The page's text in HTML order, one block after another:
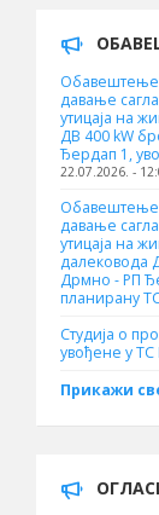
Обавештење
давање
утицаја на
ДВ 400 kW
Ђердап 1,
22.07.2026. -
Обавештење
давање
утицаја на
далековода
Дрмно - РП
планирану
Студија о
увођене у
Прикажи